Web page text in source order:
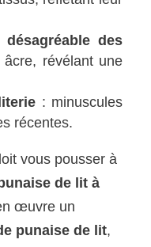
des
révélant une
: minuscules
récentes.
vous pousser à
de lit à
œuvre un
punaise de lit,